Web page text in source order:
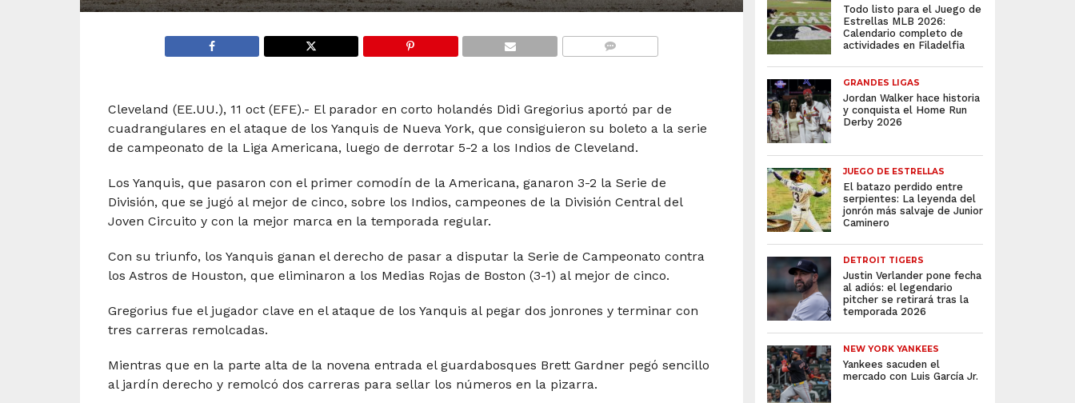
Cleveland (EE.UU.), 11 oct (EFE).- El parador en corto holandés Didi Gregorius aportó par de
cuadrangulares en el ataque de los Yanquis de Nueva York, que consiguieron su boleto a la serie
de campeonato de la Liga Americana, luego de derrotar 5-2 a los Indios de Cleveland.
Los Yanquis, que pasaron con el primer comodín de la Americana, ganaron 3-2 la Serie de
División, que se jugó al mejor de cinco, sobre los Indios, campeones de la División Central del
Joven Circuito y con la mejor marca en la temporada regular.
Con su triunfo, los Yanquis ganan el derecho de pasar a disputar la Serie de Campeonato contra
los Astros de Houston, que eliminaron a los Medias Rojas de Boston (3-1) al mejor de cinco.
Gregorius fue el jugador clave en el ataque de los Yanquis al pegar dos jonrones y terminar con
tres carreras remolcadas.
Mientras que en la parte alta de la novena entrada el guardabosques Brett Gardner pegó sencillo
al jardín derecho y remolcó dos carreras para sellar los números en la pizarra.
Todo listo para el Juego de
Estrellas MLB 2026:
Calendario completo de
actividades en Filadelfia
GRANDES LIGAS
Jordan Walker hace historia
y conquista el Home Run
Derby 2026
JUEGO DE ESTRELLAS
El batazo perdido entre
serpientes: La leyenda del
jonrón más salvaje de Junior
Caminero
DETROIT TIGERS
Justin Verlander pone fecha
al adiós: el legendario
pitcher se retirará tras la
temporada 2026
NEW YORK YANKEES
Yankees sacuden el
mercado con Luis García Jr.